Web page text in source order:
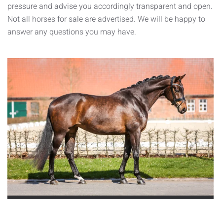
pressure and advise you accordingly transparent and open.
Not all horses for sale are advertised. We will be happy to
answer any questions you may have.